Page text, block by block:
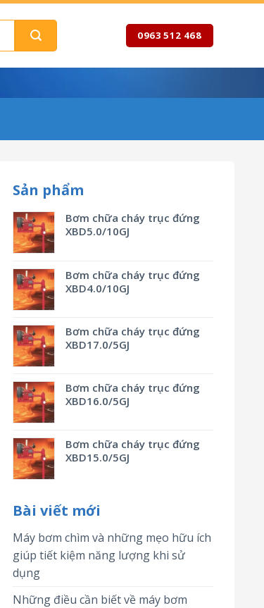
0963 512 468
Sản phẩm
Bơm chữa cháy trục đứng
XBD5.0/10GJ
Bơm chữa cháy trục đứng
XBD4.0/10GJ
Bơm chữa cháy trục đứng
XBD17.0/5GJ
Bơm chữa cháy trục đứng
XBD16.0/5GJ
Bơm chữa cháy trục đứng
XBD15.0/5GJ
Bài viết mới
Máy bơm chìm và những mẹo hữu ích
giúp tiết kiệm năng lượng khi sử
dụng
Những điều cần biết về máy bơm